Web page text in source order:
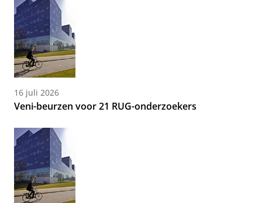
16 juli 2026
Veni-beurzen voor 21 RUG-onderzoekers